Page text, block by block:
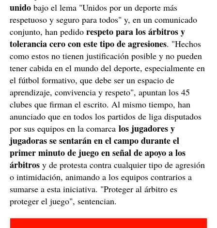
unido bajo el lema "Unidos por un deporte más
respetuoso y seguro para todos" y, en un comunicado
conjunto, han pedido respeto para los árbitros y
tolerancia cero con este tipo de agresiones. "Hechos
como estos no tienen justificación posible y no pueden
tener cabida en el mundo del deporte, especialmente en
el fútbol formativo, que debe ser un espacio de
aprendizaje, convivencia y respeto", apuntan los 45
clubes que firman el escrito. Al mismo tiempo, han
anunciado que en todos los partidos de liga disputados
por sus equipos en la comarca los jugadores y
jugadoras se sentarán en el campo durante el
primer minuto de juego en señal de apoyo a los
árbitros y de protesta contra cualquier tipo de agresión
o intimidación, animando a los equipos contrarios a
sumarse a esta iniciativa. "Proteger al árbitro es
proteger el juego", sentencian.